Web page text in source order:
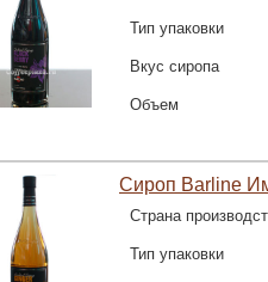
Тип упаковки
Вкус сиропа
Объем
Сироп Barline
Страна
Тип упаковки